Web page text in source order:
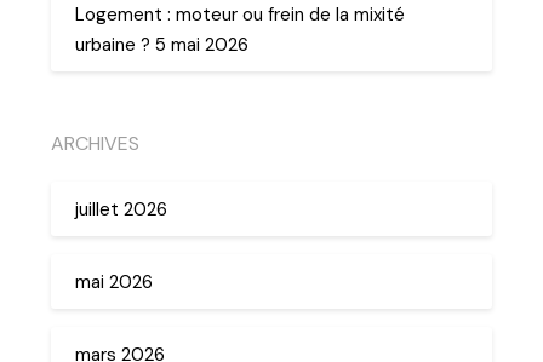
Logement : moteur ou frein de la mixité
urbaine ? 5 mai 2026
ARCHIVES
juillet 2026
mai 2026
mars 2026